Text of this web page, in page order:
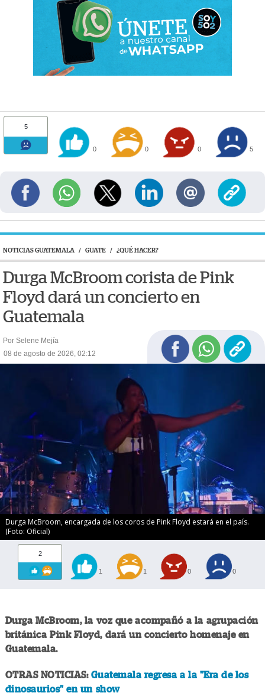
5
0 0 0 5
NOTICIAS GUATEMALA / GUATE / ¿QUÉ HACER?
Durga McBroom corista de Pink
Floyd dará un concierto en
Guatemala
Por Selene Mejía
08 de agosto de 2026, 02:12
Durga McBroom, encargada de los coros de Pink Floyd estará en el país.
(Foto: Oficial)
2
1 1 0 0
Durga McBroom, la voz que acompañó a la agrupación
británica Pink Floyd, dará un concierto homenaje en
Guatemala.
OTRAS NOTICIAS: Guatemala regresa a la "Era de los
dinosaurios" en un show